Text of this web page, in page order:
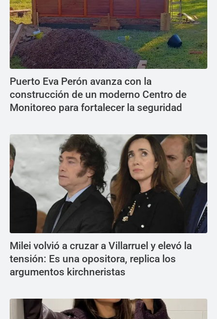
Puerto Eva Perón avanza con la
construcción de un moderno Centro de
Monitoreo para fortalecer la seguridad
Milei volvió a cruzar a Villarruel y elevó la
tensión: Es una opositora, replica los
argumentos kirchneristas